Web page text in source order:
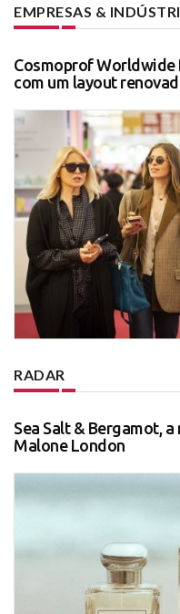
EMPRESAS &
Cosmoprof Worldwide
com um layout
RADAR
Sea Salt & Bergamot,
Malone London